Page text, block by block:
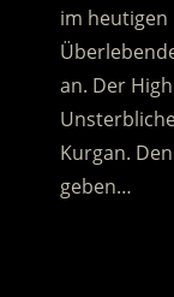
im heutigen
an. Der
Kurgan.
geben…